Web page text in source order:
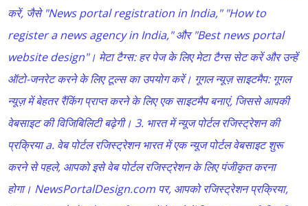
करें, जैसे "News portal registration in India," "How to
register a news agency in India," और "Best news portal
website design"। मेटा टैग्स: हर पेज के लिए मेटा टैग्स सेट करें और उन्हें
ऑटो-जनरेट करने के लिए टूल्स का उपयोग करें। गूगल न्यूज़ साइटमैप: गूगल
न्यूज़ में बेहतर रैंकिंग प्राप्त करने के लिए एक साइटमैप बनाएं, जिससे आपकी
वेबसाइट की विजिबिलिटी बढ़ेगी। 3. भारत में न्यूज पोर्टल रजिस्ट्रेशन की
प्रक्रिया a. वेब पोर्टल रजिस्ट्रेशन भारत में एक न्यूज पोर्टल वेबसाइट शुरू
करने से पहले, आपको इसे वेब पोर्टल रजिस्ट्रेशन के लिए पंजीकृत करना
होगा। NewsPortalDesign.com पर, आपको रजिस्ट्रेशन प्रक्रिया,